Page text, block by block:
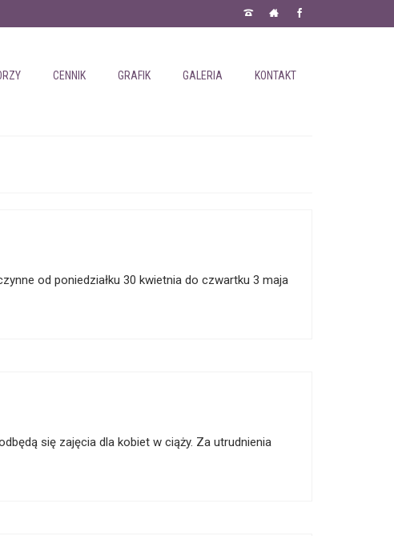
CENNIK GRAFIK GALERIA KONTAKT
od poniedziałku 30 kwietnia do czwartku 3 maja
się zajęcia dla kobiet w ciąży. Za utrudnienia